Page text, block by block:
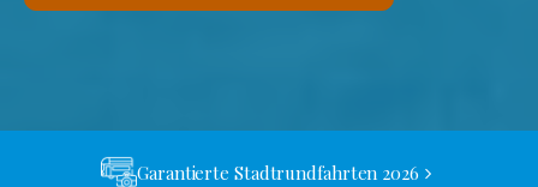
Garantierte Stadtrundfahrten 2026